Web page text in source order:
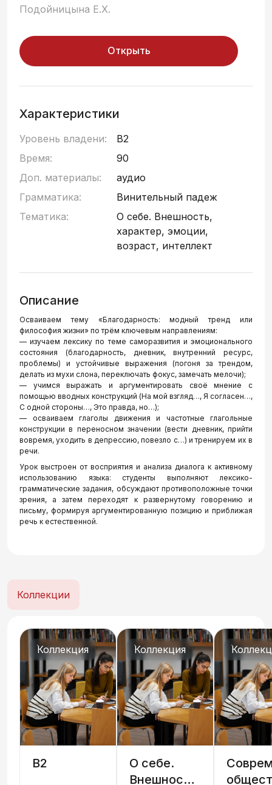
Подойницына Е.Х.
Открыть
Характеристики
Уровень владени:
B2
Время:
90
Доп. материалы:
аудио
Грамматика:
Винительный падеж
Тематика:
О себе. Внешность,
характер, эмоции,
возраст, интеллект
Описание
Осваиваем тему «Благодарность: модный тренд или
философия жизни» по трём ключевым направлениям:
— изучаем лексику по теме саморазвития и эмоционального
состояния (благодарность, дневник, внутренний ресурс,
проблемы) и устойчивые выражения (погоня за трендом,
делать из мухи слона, переключать фокус, замечать мелочи);
— учимся выражать и аргументировать своё мнение с
помощью вводных конструкций (На мой взгляд…, Я согласен…,
С одной стороны…, Это правда, но…);
— осваиваем глаголы движения и частотные глагольные
конструкции в переносном значении (вести дневник, прийти
вовремя, уходить в депрессию, повезло с…) и тренируем их в
речи.
Урок выстроен от восприятия и анализа диалога к активному
использованию языка: студенты выполняют лексико-
грамматические задания, обсуждают противоположные точки
зрения, а затем переходят к развернутому говорению и
письму, формируя аргументированную позицию и приближая
речь к естественной.
Коллекции
Коллекция
B2
Коллекция
О себе.
Внешность,